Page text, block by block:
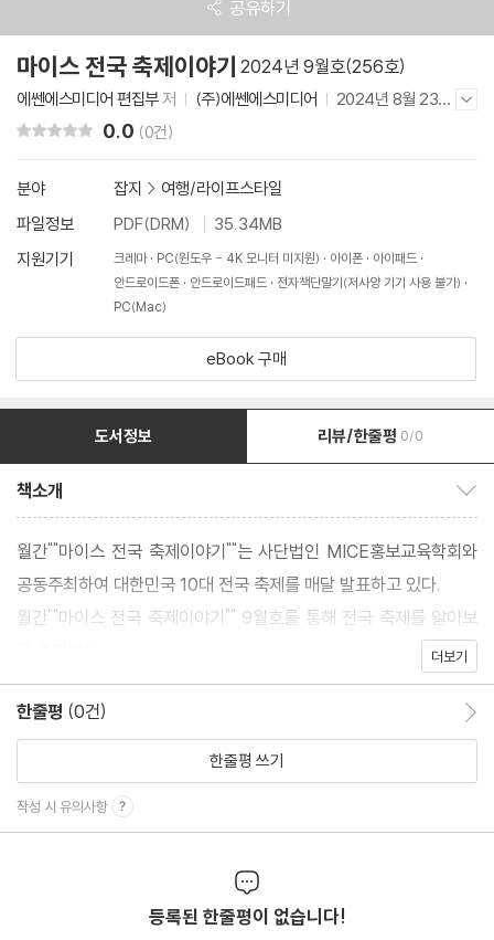
공유하기
마이스 전국 축제이야기 2024년 9월호(256호)
에쎈에스미디어 편집부저 (주)에쎈에스미디어 2024년 8월 23일
0.0 (0건)
분야 잡지 > 여행/라이프스타일
파일정보
PDF(DRM)
35.34MB
지원기기
크레마 PC(윈도우 - 4K 모니터 미지원) 아이폰
아이패드
안드로이드폰
안드로이드패드
전자책단말기(저사양 기기 사용 불가)
PC(Mac)
eBook 구매
도서정보 리뷰/한줄평 0/0
책소개
월간""마이스 전국 축제이야기""는 사단법인 MICE홍보교육학회와
공동주최하여 대한민국 10대 전국 축제를 매달 발표하고 있다.
월간""마이스 전국 축제이야기"" 9월호를 통해 전국 축제를 알아보
더보기
한줄평 (0건)
한줄평 쓰기
작성 시 유의사항
등록된 한줄평이 없습니다!